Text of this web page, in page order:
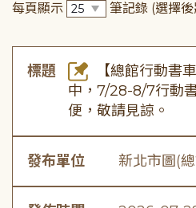
每頁顯示 筆記錄 (選擇
標題
【總館行動書
中，7/28-8/7行動
便，敬請見諒。
發布單位 新北市圖(